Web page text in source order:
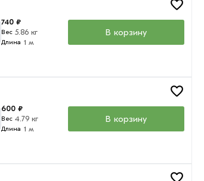
740 ₽
Вес 5.86 кг
Длина 1 м
В корзину
600 ₽
Вес 4.79 кг
Длина 1 м
В корзину